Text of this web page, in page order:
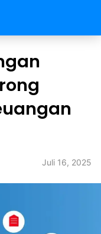
Juli 16, 2025